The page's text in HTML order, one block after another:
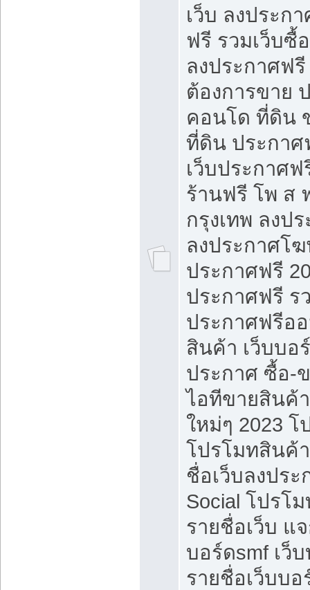
เว็บ ลงประก
ฟรี รวมเว็บซื้
ลงประกาศฟ
ต้องการขาย
คอนโด ที่ดิน
ที่ดิน ประกา
เว็บประกาศ
ร้านฟรี โพ ส
กรุงเทพ ลงป
ลงประกาศโ
ประกาศฟรี
ประกาศฟรี ร
ประกาศฟรีอ
สินค้า เว็บบอ
ประกาศ ซื้อ-
ไอทีขายสินค้
ใหม่ๆ 2023
โปรโมทสินค้
ชื่อเว็บลงปร
Social โปรโ
รายชื่อเว็บ แ
บอร์ดsmf เว็
รายชื่อเว็บบ